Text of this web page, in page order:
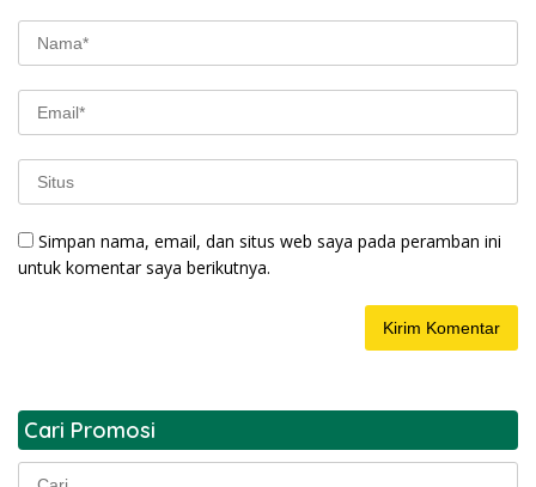
Simpan nama, email, dan situs web saya pada peramban ini
untuk komentar saya berikutnya.
Cari Promosi
Cari